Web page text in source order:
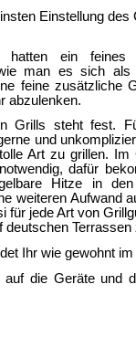
Einstellung
hatten ein feines
man es sich als
feine zusätzliche
abzulenken.
Grills steht fest.
und
Art zu grillen.
dafür
Hitze in
weiteren Aufwand
für jede Art von
deutschen
Ihr wie gewohnt im
die Geräte und